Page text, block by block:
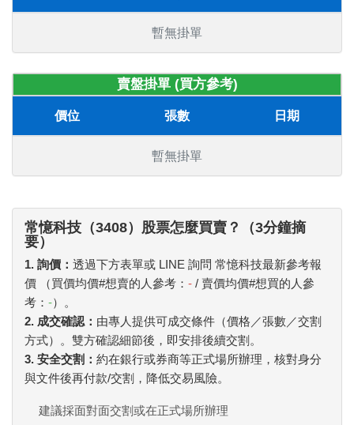
暫無掛單
賣盤掛單 (買方參考)
價位 張數 日期
暫無掛單
常憶科技（3408）股票怎麼買賣？（3分鐘摘
要）
1. 詢價： 透過下方表單或 LINE 詢問 常憶科技最新參考報
價 （買價均價#想賣的人參考： - / 賣價均價#想買的人參
考： -）。
2. 成交確認： 由專人提供可成交條件（價格／張數／交割
方式）。雙方確認細節後，即安排後續交割。
3. 安全交割： 約在銀行或券商等正式場所辦理，核對身分
與文件後再付款/交割，降低交易風險。
建議採面對面交割或在正式場所辦理